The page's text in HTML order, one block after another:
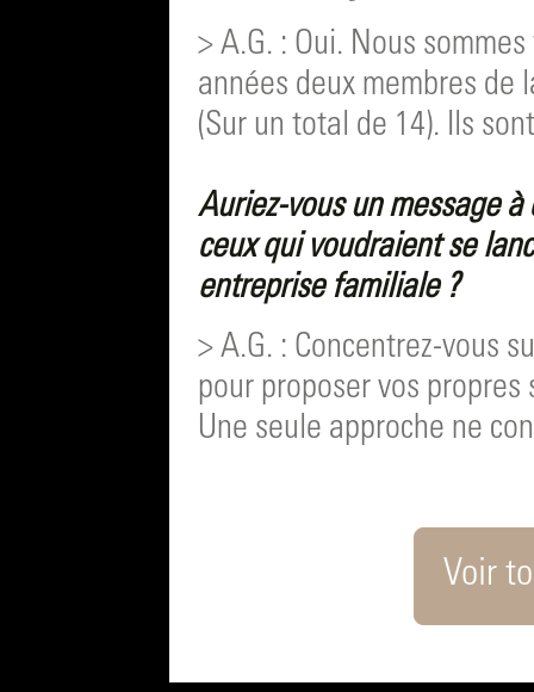
> A.G. : Oui. Nous
années deux membres de
(Sur un total de 14). Ils
Auriez-vous un message
ceux qui voudraient se
entreprise familiale ?
> A.G. : Concentrez-vous
pour proposer vos
Une seule approche ne
Voir